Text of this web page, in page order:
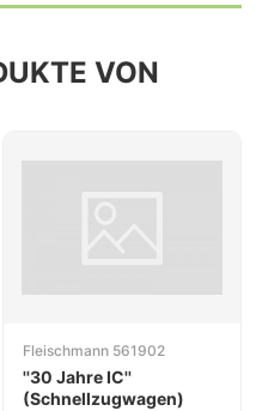
VON
Fleischmann 561902
''30 Jahre IC''
(Schnellzugwagen)